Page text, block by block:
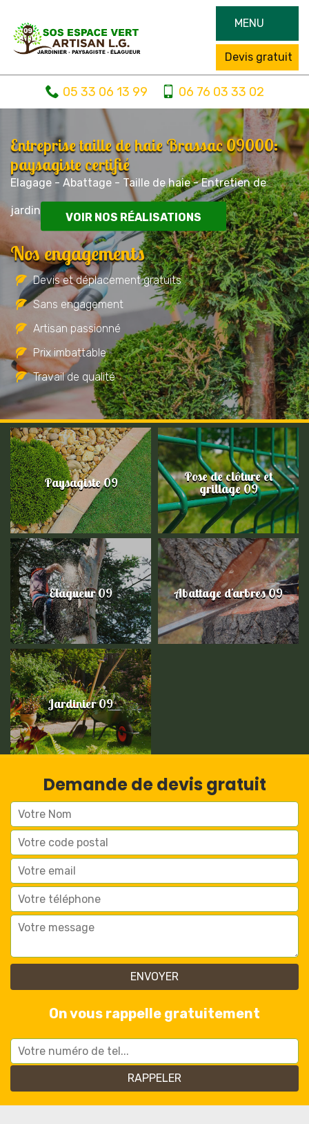
MENU
Devis gratuit
05 33 06 13 99 06 76 03 33 02
Entreprise taille de haie Brassac 09000:
paysagiste certifié
Elagage - Abattage - Taille de haie - Entretien de
jardin
VOIR NOS RÉALISATIONS
Nos engagements
Devis et déplacement gratuits
Sans engagement
Artisan passionné
Prix imbattable
Travail de qualité
Paysagiste 09 Pose de clôture et
grillage 09
Elagueur 09 Abattage d'arbres 09
Jardinier 09
Demande de devis gratuit
On vous rappelle gratuitement